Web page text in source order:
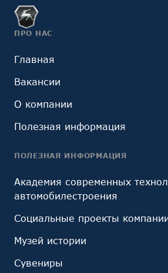
ПРО НАС
Главная
Вакансии
О компании
Полезная информация
ПОЛЕЗНАЯ ИНФОРМАЦИЯ
Академия современных
автомобилестроения
Социальные проекты
Музей истории
Сувениры